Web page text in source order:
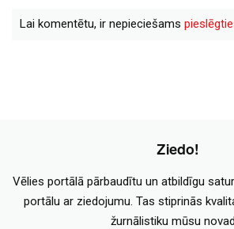
Lai komentētu, ir nepieciešams
Ziedo!
Vēlies portālā pārbaudītu un atbildīgu
portālu ar ziedojumu. Tas stiprinās
žurnālistiku mūsu